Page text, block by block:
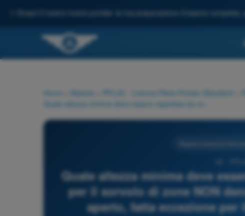
Scopri il nostro nuovo portale: la tua preparazione d'esame completa,
Home Materie PPL(H) - Licenza Pilota Privato (Elicotteri)
Quale altezza minima deve
per il sorvolo di zone NON
aperto, fatta eccezione